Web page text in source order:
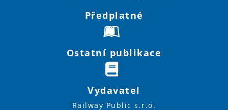
Předplatné
Ostatní publikace
Vydavatel
Railway Public s.r.o.